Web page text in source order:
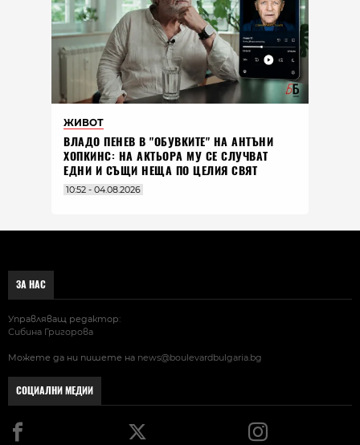
ЖИВОТ
ВЛАДO ПЕНЕВ В "ОБУВКИТЕ" НА АНТЪНИ
ХОПКИНС: НА АКТЬОРА МУ СЕ СЛУЧВАТ
ЕДНИ И СЪЩИ НЕЩА ПО ЦЕЛИЯ СВЯТ
10:52 - 04.08.2026
ЗА НАС
Управляващ редактор:
Сибина Григорова
Можете да ни пишете на news@boulevardbulgaria.bg
СОЦИАЛНИ МЕДИИ